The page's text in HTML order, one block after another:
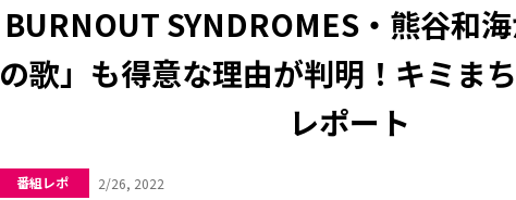
BURNOUT SYNDROMES・熊谷和
の歌」も得意な理由が判明！キミま
レポート
番組レポ 2/26, 2022